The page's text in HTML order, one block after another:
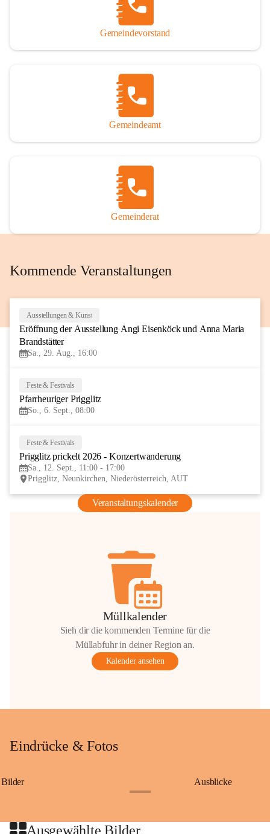
Gemeindevorstand
Gemeindeamt
Gemeinderat
Kommende Veranstaltungen
AUG
Ausstellungen & Kunst
Eröffnung der Ausstellung Angi Eisenköck und Anna Maria
Brandstätter
Sa., 29. Aug., 16:00
Feste & Festivals
Pfarrheuriger Prigglitz
So., 6. Sept., 08:00
Feste & Festivals
Prigglitz prickelt 2026 - Konzertwanderung
Sa., 12. Sept., 11:00 - 17:00
Prigglitz, Neunkirchen, Niederösterreich, AUT
Veranstaltungskalender
Müllkalender
Sieh dir die kommenden Termine für die
Müllabfuhr in deiner Region an.
Kalender ansehen
Eindrücke & Fotos
Bilder Ausblicke
Ausgewählte Bilder